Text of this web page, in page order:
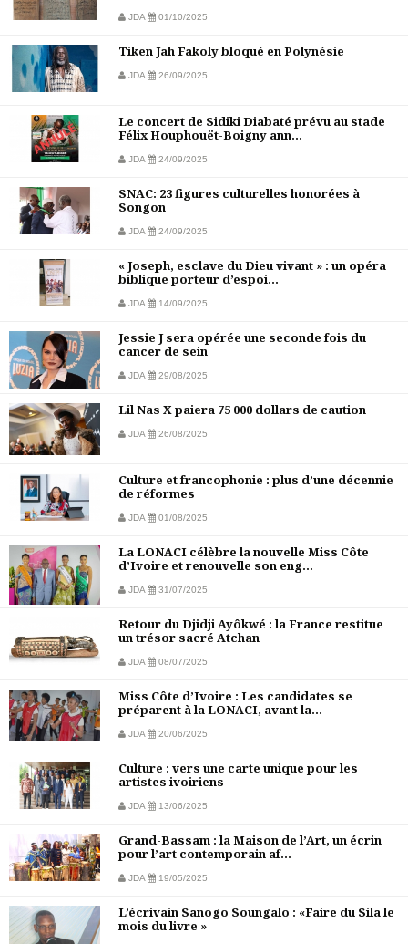
JDA 01/10/2025
Tiken Jah Fakoly bloqué en Polynésie
JDA 26/09/2025
Le concert de Sidiki Diabaté prévu au stade
Félix Houphouët-Boigny ann...
JDA 24/09/2025
SNAC: 23 figures culturelles honorées à
Songon
JDA 24/09/2025
« Joseph, esclave du Dieu vivant » : un opéra
biblique porteur d’espoi...
JDA 14/09/2025
Jessie J sera opérée une seconde fois du
cancer de sein
JDA 29/08/2025
Lil Nas X paiera 75 000 dollars de caution
JDA 26/08/2025
Culture et francophonie : plus d’une décennie
de réformes
JDA 01/08/2025
La LONACI célèbre la nouvelle Miss Côte
d’Ivoire et renouvelle son eng...
JDA 31/07/2025
Retour du Djidji Ayôkwé : la France restitue
un trésor sacré Atchan
JDA 08/07/2025
Miss Côte d’Ivoire : Les candidates se
préparent à la LONACI, avant la...
JDA 20/06/2025
Culture : vers une carte unique pour les
artistes ivoiriens
JDA 13/06/2025
Grand-Bassam : la Maison de l’Art, un écrin
pour l’art contemporain af...
JDA 19/05/2025
L’écrivain Sanogo Soungalo : «Faire du Sila le
mois du livre »